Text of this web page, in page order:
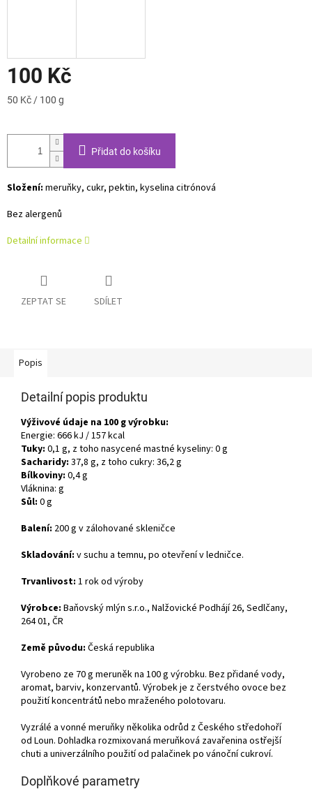
100 Kč
Měrná
50 Kč / 100 g
Přidat do košíku
Složení: meruňky, cukr, pektin, kyselina citrónová
Bez alergenů
Detailní informace
ZEPTAT SE SDÍLET
Popis
Detailní popis produktu
Výživové údaje na 100 g výrobku:
Energie: 666 kJ / 157 kcal
Tuky: 0,1 g, z toho nasycené mastné kyseliny: 0 g
Sacharidy: 37,8 g, z toho cukry: 36,2 g
Bílkoviny: 0,4 g
Vláknina: g
Sůl: 0 g
Balení: 200 g v zálohované skleničce
Skladování: v suchu a temnu, po otevření v ledničce.
Trvanlivost: 1 rok od výroby
Výrobce: Baňovský mlýn s.r.o., Nalžovické Podhájí 26, Sedlčany,
264 01, ČR
Země původu: Česká republika
Vyrobeno ze 70 g meruněk na 100 g výrobku. Bez přidané vody,
aromat, barviv, konzervantů. Výrobek je z čerstvého ovoce bez
použití koncentrátů nebo mraženého polotovaru.
Vyzrálé a vonné meruňky několika odrůd z Českého středohoří
od Loun. Dohladka rozmixovaná meruňková zavařenina ostřejší
chuti a univerzálního použití od palačinek po vánoční cukroví.
Doplňkové parametry